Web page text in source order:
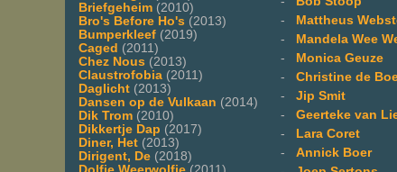
Briefgeheim (2010)
Bro's Before Ho's (2013)
Bumperkleef (2019)
Caged (2011)
Chez Nous (2013)
Claustrofobia (2011)
Daglicht (2013)
Dansen op de Vulkaan (2014)
Dik Trom (2010)
Dikkertje Dap (2017)
Diner, Het (2013)
Dirigent, De (2018)
-
Mattheus
-
Mandela Wee
-
Monica Geuze
- Christine de
- Jip Smit
- Geerteke van
-
Lara Coret
- Annick Boer